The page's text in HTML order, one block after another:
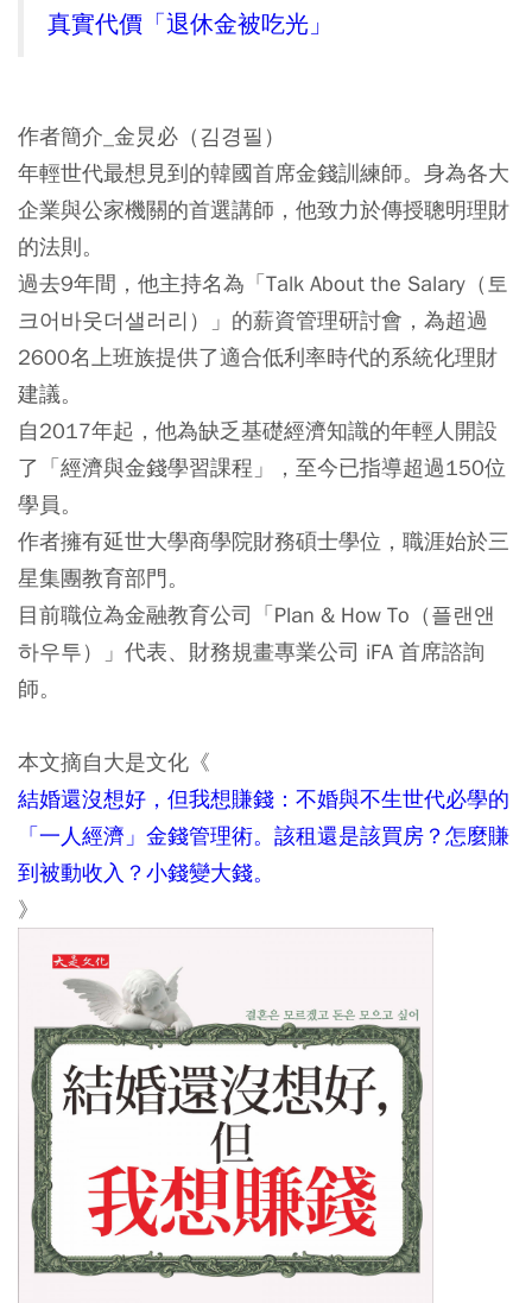
真實代價「退休金被吃光」
作者簡介_金炅必（김경필）
年輕世代最想見到的韓國首席金錢訓練師。身為各大
企業與公家機關的首選講師，他致力於傳授聰明理財
的法則。
過去9年間，他主持名為「Talk About the Salary（토
크어바웃더샐러리）」的薪資管理研討會，為超過
2600名上班族提供了適合低利率時代的系統化理財
建議。
自2017年起，他為缺乏基礎經濟知識的年輕人開設
了「經濟與金錢學習課程」，至今已指導超過150位
學員。
作者擁有延世大學商學院財務碩士學位，職涯始於三
星集團教育部門。
目前職位為金融教育公司「Plan & How To（플랜앤
하우투）」代表、財務規畫專業公司 iFA 首席諮詢
師。
本文摘自大是文化《
結婚還沒想好，但我想賺錢：不婚與不生世代必學的
「一人經濟」金錢管理術。該租還是該買房？怎麼賺
到被動收入？小錢變大錢。
》